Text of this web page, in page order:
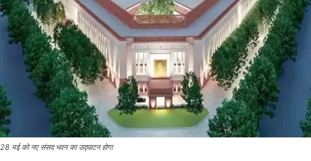
28 मई को नए संसद भवन का उद्घाटन होगा